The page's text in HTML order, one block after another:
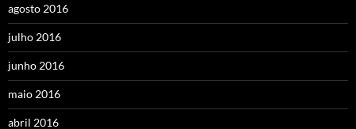
agosto 2016
julho 2016
junho 2016
maio 2016
abril 2016